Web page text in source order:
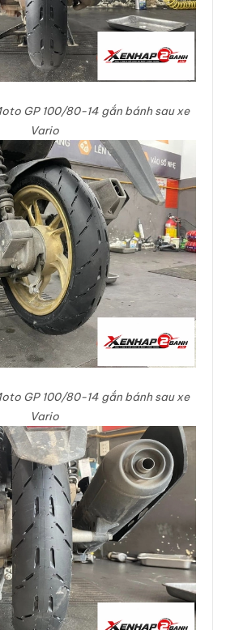
GP 100/80-14 gắn bánh sau xe
Vario
GP 100/80-14 gắn bánh sau xe
Vario